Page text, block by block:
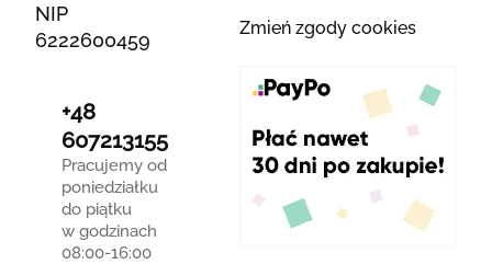
NIP
6222600459
+48
607213155
Pracujemy od
poniedziałku
do piątku
w godzinach
08:00-16:00
Zmień zgody cookies